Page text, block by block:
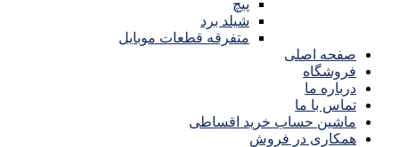
پیچ
شیلد برد
متفرقه قطعات موبایل
صفحه اصلی
فروشگاه
درباره ما
تماس با ما
ماشین حساب خرید اقساطی
همکاری در فروش